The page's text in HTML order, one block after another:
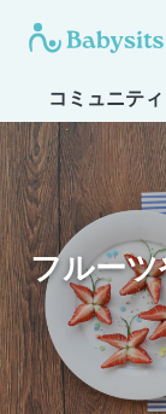
コミュニテ
フルー